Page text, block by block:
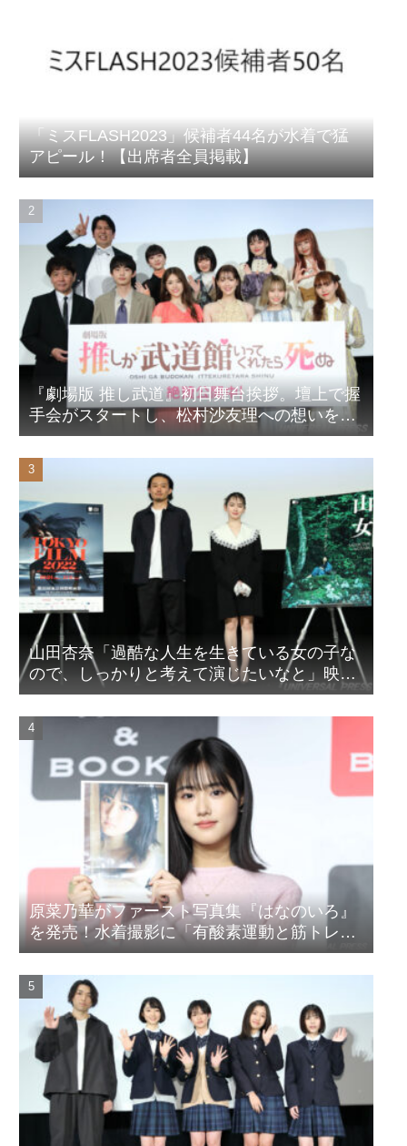
「ミスFLASH2023」候補者44名が水着で猛
アピール！【出席者全員掲載】
『劇場版 推し武道』初日舞台挨拶。壇上で握
手会がスタートし、松村沙友理への想いをア
ピール！？
山田杏奈「過酷な人生を生きている女の子な
ので、しっかりと考えて演じたいなと」映画
『山女』東京国際映画祭Q&A
原菜乃華がファースト写真集『はなのいろ』
を発売！水着撮影に「有酸素運動と筋トレを
頑張りました」